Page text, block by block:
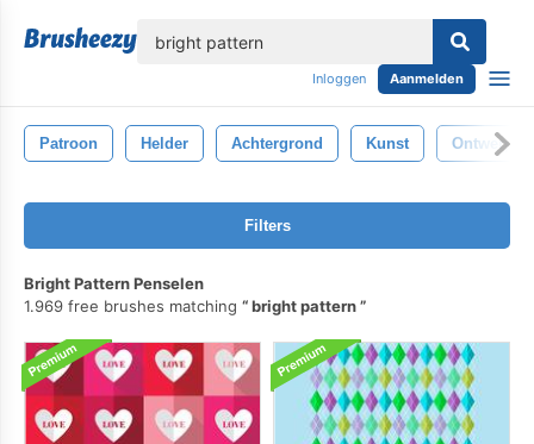
Inloggen Aanmelden
Patroon Helder Achtergrond Kunst Ontwerp
Filters
Bright Pattern Penselen
1.969 free brushes matching
bright pattern